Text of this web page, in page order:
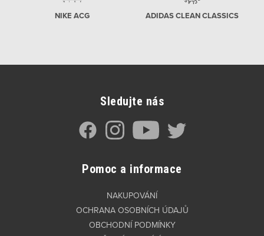
NIKE ACG ADIDAS CLEAN CLASSICS
Sledujte nás
Pomoc a informace
NAKUPOVÁNÍ
OCHRANA OSOBNÍCH ÚDAJŮ
OBCHODNÍ PODMÍNKY